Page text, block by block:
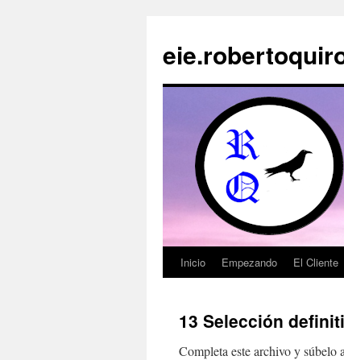
contenido
Inicio Empezando El Cliente
13 Selección
Completa este archivo y